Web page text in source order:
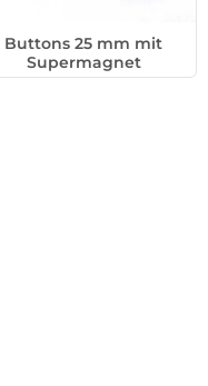
Buttons 25 mm mit
Supermagnet